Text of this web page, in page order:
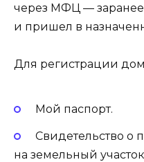
через МФЦ — заранее
и пришел в
Для регистрации
Мой паспорт.
Свидетельство о
на земельный